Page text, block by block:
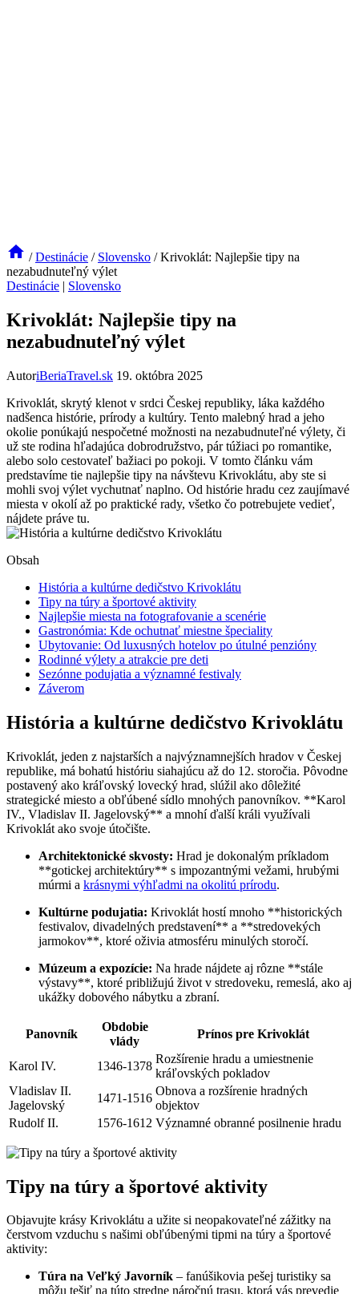
/ Destinácie / Slovensko / Krivoklát: Najlepšie tipy na
nezabudnuteľný výlet
Destinácie | Slovensko
Krivoklát: Najlepšie tipy na
nezabudnuteľný výlet
AutoriBeriaTravel.sk 19. októbra 2025
Krivoklát, skrytý klenot v srdci Českej republiky, láka každého
nadšenca histórie, prírody a kultúry. Tento malebný hrad a jeho
okolie ponúkajú nespočetné možnosti na nezabudnuteľné výlety, či
už ste rodina hľadajúca dobrodružstvo, pár túžiaci po romantike,
alebo solo cestovateľ bažiaci po pokoji. V tomto článku vám
predstavíme tie najlepšie tipy na návštevu Krivoklátu, aby ste si
mohli svoj výlet vychutnať naplno. Od histórie hradu cez zaujímavé
miesta v okolí až po praktické rady, všetko čo potrebujete vedieť,
nájdete práve tu.
Obsah
História a kultúrne dedičstvo Krivoklátu
Tipy na túry a športové aktivity
Najlepšie miesta na fotografovanie a scenérie
Gastronómia: Kde ochutnať miestne špeciality
Ubytovanie: Od luxusných hotelov po útulné penzióny
Rodinné výlety a atrakcie pre deti
Sezónne podujatia a významné festivaly
Záverom
História a kultúrne dedičstvo Krivoklátu
Krivoklát, jeden z najstarších a najvýznamnejších hradov v Českej
republike, má bohatú históriu siahajúcu až do 12. storočia. Pôvodne
postavený ako kráľovský lovecký hrad, slúžil ako dôležité
strategické miesto a obľúbené sídlo mnohých panovníkov. **Karol
IV., Vladislav II. Jagelovský** a mnohí ďalší králi využívali
Krivoklát ako svoje útočište.
Architektonické skvosty: Hrad je dokonalým príkladom
**gotickej architektúry** s impozantnými vežami, hrubými
múrmi a krásnymi výhľadmi na okolitú prírodu.
Kultúrne podujatia: Krivoklát hostí mnoho **historických
festivalov, divadelných predstavení** a **stredovekých
jarmokov**, ktoré oživia atmosféru minulých storočí.
Múzeum a expozície: Na hrade nájdete aj rôzne **stále
výstavy**, ktoré približujú život v stredoveku, remeslá, ako aj
ukážky dobového nábytku a zbraní.
Panovník
Obdobie
vlády
Prínos pre Krivoklát
Karol IV. 1346-1378
Rozšírenie hradu a umiestnenie
kráľovských pokladov
Vladislav II.
Jagelovský
1471-1516
Obnova a rozšírenie hradných
objektov
Rudolf II.
1576-1612 Významné obranné posilnenie hradu
Tipy na túry a športové aktivity
Objavujte krásy Krivoklátu a užite si neopakovateľné zážitky na
čerstvom vzduchu s našimi obľúbenými tipmi na túry a športové
aktivity:
Túra na Veľký Javorník – fanúšikovia pešej turistiky sa
môžu tešiť na túto stredne náročnú trasu, ktorá vás prevedie